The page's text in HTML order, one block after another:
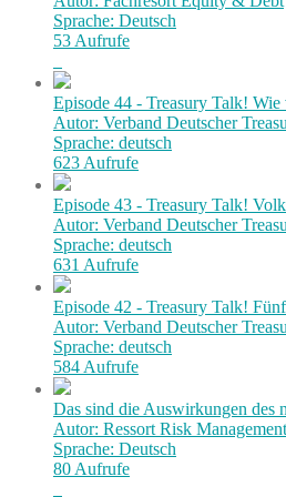
Sprache: Deutsch
53 Aufrufe
Episode 44 - Treasury Talk!
Autor: Verband Deutscher
Sprache: deutsch
623 Aufrufe
Episode 43 - Treasury Talk!
Autor: Verband Deutscher
Sprache: deutsch
631 Aufrufe
Episode 42 - Treasury Talk!
Autor: Verband Deutscher
Sprache: deutsch
584 Aufrufe
Das sind die Auswirkungen des
Autor: Ressort Risk Management
Sprache: Deutsch
80 Aufrufe